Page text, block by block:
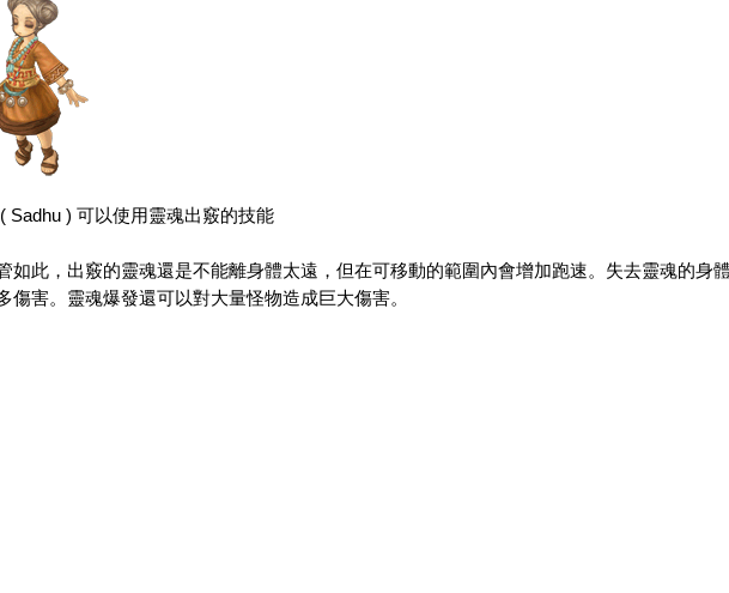
Sadhu ) 可以使用靈魂出竅的技能
此， 出竅的靈魂還是不能離身體太遠，但在可移動的範圍內會增加跑速。失去靈魂的身
傷害。 靈魂爆發還可以對大量怪物造成巨大傷害。